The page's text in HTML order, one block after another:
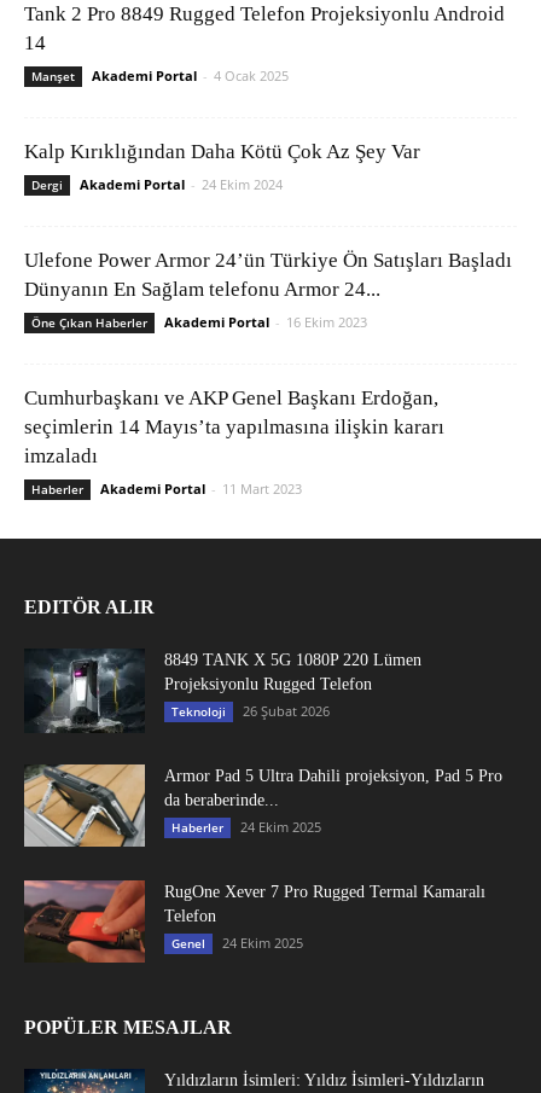
Tank 2 Pro 8849 Rugged Telefon Projeksiyonlu Android
14
Manşet Akademi Portal - 4 Ocak 2025
Kalp Kırıklığından Daha Kötü Çok Az Şey Var
Dergi Akademi Portal - 24 Ekim 2024
Ulefone Power Armor 24’ün Türkiye Ön Satışları Başladı
Dünyanın En Sağlam telefonu Armor 24...
Öne Çıkan Haberler Akademi Portal - 16 Ekim 2023
Cumhurbaşkanı ve AKP Genel Başkanı Erdoğan,
seçimlerin 14 Mayıs’ta yapılmasına ilişkin kararı
imzaladı
Haberler Akademi Portal - 11 Mart 2023
EDITÖR ALIR
8849 TANK X 5G 1080P 220 Lümen
Projeksiyonlu Rugged Telefon
Teknoloji 26 Şubat 2026
Armor Pad 5 Ultra Dahili projeksiyon, Pad 5 Pro
da beraberinde...
Haberler 24 Ekim 2025
RugOne Xever 7 Pro Rugged Termal Kamaralı
Telefon
Genel 24 Ekim 2025
POPÜLER MESAJLAR
Yıldızların İsimleri: Yıldız İsimleri-Yıldızların